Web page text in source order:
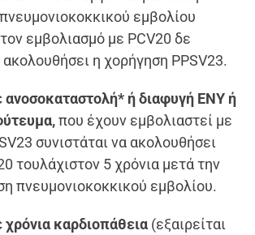
εμβολίου
εμβολιασμό με PCV20 δε
ακολουθήσει η χορήγηση PPSV23.
ανοσοκαταστολή* ή διαφυγή ΕΝΥ ή
που έχουν εμβολιαστεί με
συνιστάται να ακολουθήσει
τουλάχιστον 5 χρόνια μετά την
πνευμονιοκοκκικού εμβολίου.
καρδιοπάθεια (εξαιρείται